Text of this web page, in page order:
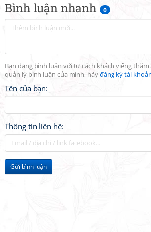
Bình luận nhanh 0
Bạn đang bình luận với tư cách khách viếng
quản lý bình luận của mình, hãyđăng ký tài khoản
Tên của bạn:
Thông tin liên hệ:
Gửi bình luận